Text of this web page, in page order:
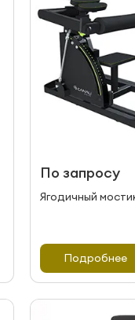
По запросу
Ягодичный
Подробнее